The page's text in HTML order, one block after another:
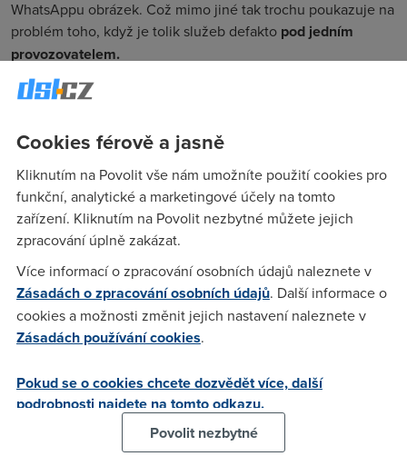
WhatsAppu obrázek. Což mimo jiné tak trochu poukazuje na
problém toho, když je tolik služeb defakto pod jedním
provozovatelem.
Jenže výpadek neměl jen špatný dopad - dost nahrál
konkurenční službě Twitter
spolehlivě komunikovali raději než přes poškozené appky
Zuckerbergerova impéria.Komunikační služba Telegram
dokonce přišla s prohlášením, že jim díky nefungujícímu
Facebooku přibyly tři miliony nových uživatelů.
Facebook taky nejspíš přišel o dost peněz, protože kolos s
reklamou neběžel několik hodin tak jak má. Na této sociální
síti inzeruje více než 6000 firem, které platí až na základě
dosaženého cíle. Zatím šlo pravděpodobně o historicky
nejrozsáhlejší výpadek.
A proč k němu vůbec došlo? Objevily se informace o útoku
vině byla technická chyba, je dost možné, žespojená s
aktualizací.
Cookies férově a jasně
Kliknutím na Povolit vše nám umožníte použití cookies pro
funkční, analytické a marketingové účely na tomto
zařízení. Kliknutím na Povolit nezbytné můžete jejich
zpracování úplně zakázat.
Více informací o zpracování osobních údajů naleznete v
Zásadách o zpracování osobních údajů. Další informace o
cookies a možnosti změnit jejich nastavení naleznete v
Zásadách používání cookies.
Pokud se o cookies chcete dozvědět více, další
podrobnosti najdete na tomto odkazu.
Povolit nezbytné